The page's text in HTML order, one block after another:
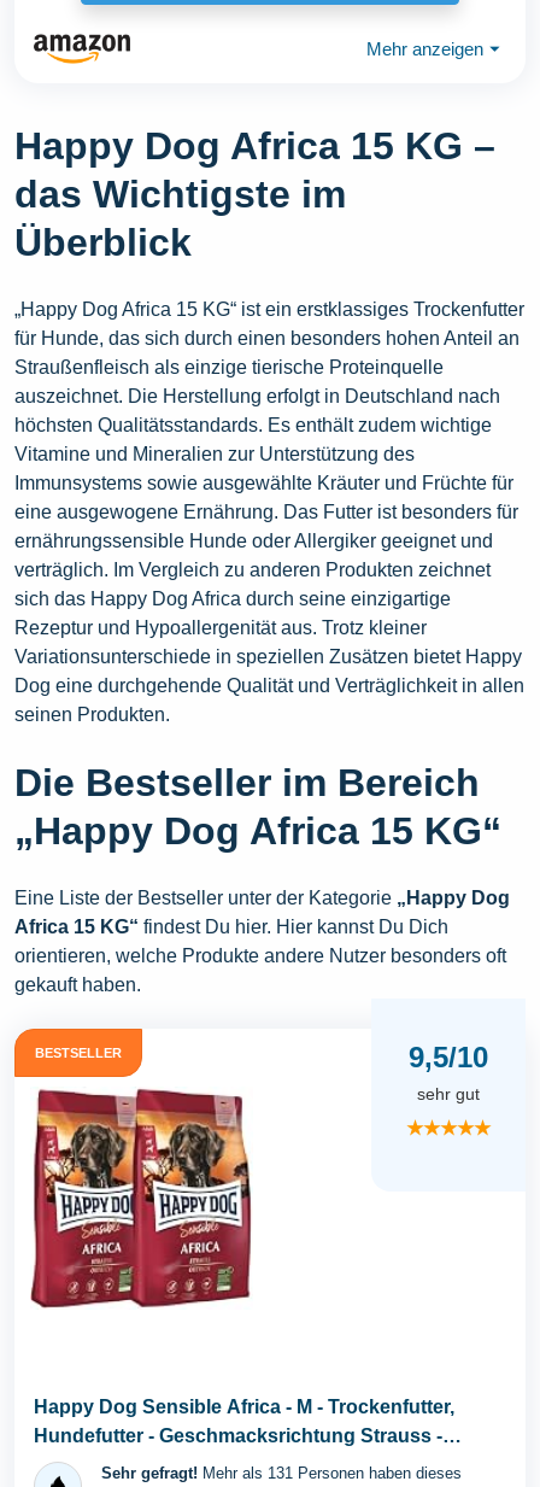
Mehr anzeigen ⏷
Happy Dog Africa 15 KG –
das Wichtigste im
Überblick
„Happy Dog Africa 15 KG“ ist ein erstklassiges Trockenfutter
für Hunde, das sich durch einen besonders hohen Anteil an
Straußenfleisch als einzige tierische Proteinquelle
auszeichnet. Die Herstellung erfolgt in Deutschland nach
höchsten Qualitätsstandards. Es enthält zudem wichtige
Vitamine und Mineralien zur Unterstützung des
Immunsystems sowie ausgewählte Kräuter und Früchte für
eine ausgewogene Ernährung. Das Futter ist besonders für
ernährungssensible Hunde oder Allergiker geeignet und
verträglich. Im Vergleich zu anderen Produkten zeichnet
sich das Happy Dog Africa durch seine einzigartige
Rezeptur und Hypoallergenität aus. Trotz kleiner
Variationsunterschiede in speziellen Zusätzen bietet Happy
Dog eine durchgehende Qualität und Verträglichkeit in allen
seinen Produkten.
Die Bestseller im Bereich
„Happy Dog Africa 15 KG“
Eine Liste der Bestseller unter der Kategorie „Happy Dog
Africa 15 KG“ findest Du hier. Hier kannst Du Dich
orientieren, welche Produkte andere Nutzer besonders oft
gekauft haben.
BESTSELLER 9,5/10
sehr gut
★★★★★
Happy Dog Sensible Africa - M - Trockenfutter,
Hundefutter - Geschmacksrichtung Strauss -
2x12,5kgSehr gefragt! Mehr als 131 Personen haben dieses